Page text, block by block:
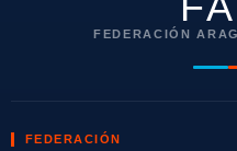
FEDERACIÓN
FEDERACIÓN